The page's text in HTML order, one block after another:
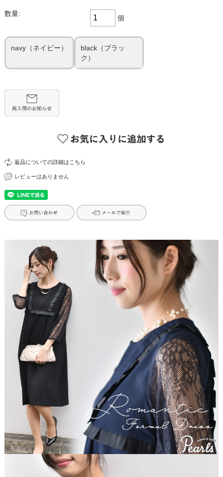
数量:
個
navy（ネイビー）
black（ブラッ
ク）
返品についての詳細はこちら
レビューはありません